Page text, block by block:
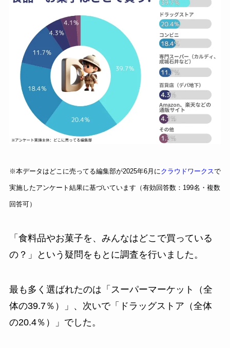
※本データはどこに売ってる編集部が2025年6月にクラウドワークスで
実施したアンケート結果に基づいています（有効回答数：199名・複数
回答可）
「食料品やお菓子を、みんなはどこで買っている
の？」という疑問をもとに調査を行いました。
最も多く選ばれたのは「スーパーマーケット（全
体の39.7％）」、次いで「ドラッグストア（全体
の20.4％）」でした。